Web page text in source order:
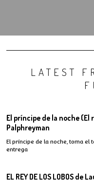
LATEST
El príncipe de la noche (El
Palphreyman
El príncipe de la noche, toma
entrega
EL REY DE LOS LOBOS de